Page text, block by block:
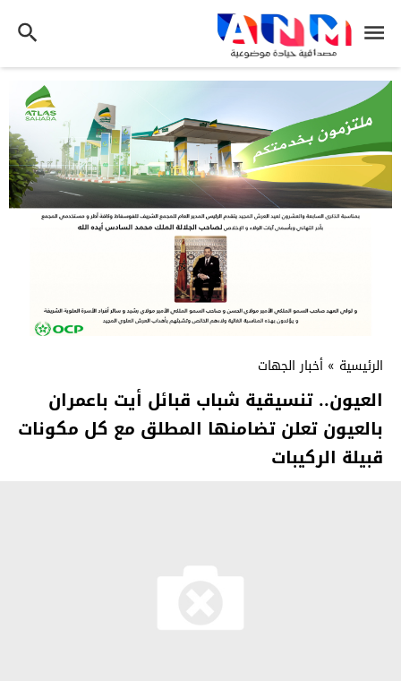
الرئيسية » أخبار الجهات
العيون.. تنسيقية شباب قبائل أيت باعمران
بالعيون تعلن تضامنها المطلق مع كل مكونات
قبيلة الركيبات